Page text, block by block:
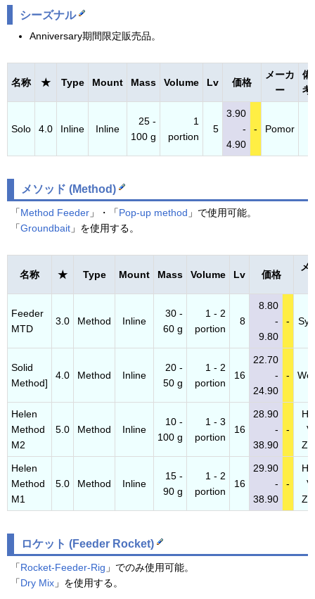
シーズナル
Anniversary期間限定販売品。
名称 ★ Type Mount Mass Volume Lv 価格
メーカ
ー
備
考
Solo 4.0 Inline Inline
25 -
100 g
1
portion
5
3.90
-
4.90
- Pomor
メソッド (Method)
「Method Feeder 」・「Pop-up method 」で使用可能。
「Groundbait 」を使用する。
名称 ★ Type Mount Mass Volume Lv 価格
メ
Feeder
MTD
3.0 Method Inline
30 -
60 g
1 - 2
portion
8
8.80
-
9.80
-
Solid
Method]
4.0 Method Inline
20 -
50 g
1 - 2
portion
16
22.70
-
24.90
-
Helen
Method
M2
5.0 Method Inline
10 -
100 g
1 - 3
portion
16
28.90
-
38.90
-
Helen
Method
M1
5.0 Method Inline
15 -
90 g
1 - 2
portion
16
29.90
-
38.90
-
ロケット (Feeder Rocket)
「Rocket-Feeder-Rig 」でのみ使用可能。
「Dry Mix 」を使用する。